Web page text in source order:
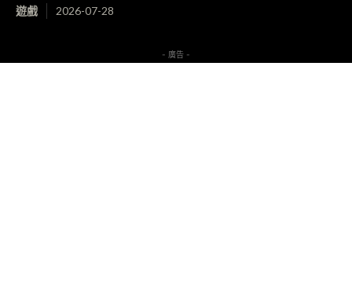
遊戲 2026-07-28
- 廣告 -